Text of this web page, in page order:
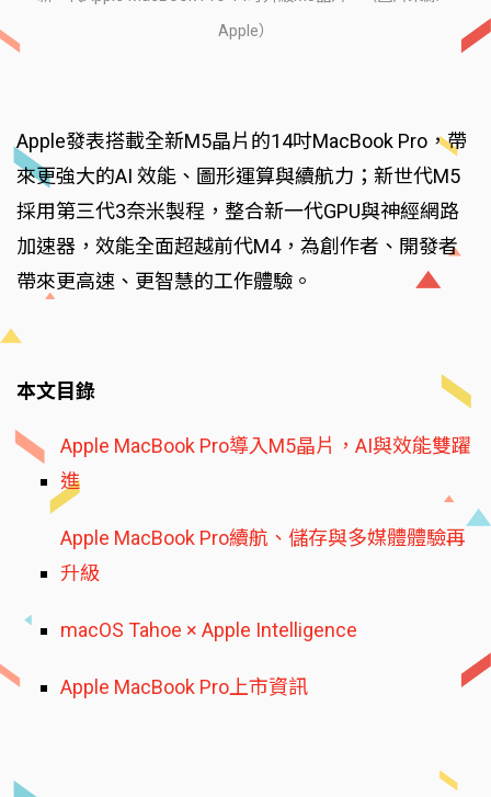
Apple）
Apple發表搭載全新M5晶片的14吋MacBook Pro，帶
來更強大的AI 效能、圖形運算與續航力；新世代M5
採用第三代3奈米製程，整合新一代GPU與神經網路
加速器，效能全面超越前代M4，為創作者、開發者
帶來更高速、更智慧的工作體驗。
本文目錄
Apple MacBook Pro導入M5晶片，AI與效能雙躍
進
Apple MacBook Pro續航、儲存與多媒體體驗再
升級
macOS Tahoe × Apple Intelligence
Apple MacBook Pro上市資訊